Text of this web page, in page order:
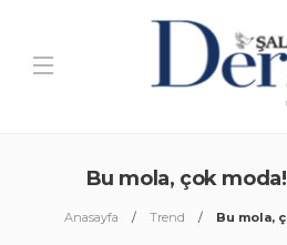
Bu mola, çok
Anasayfa Trend Bu mola,